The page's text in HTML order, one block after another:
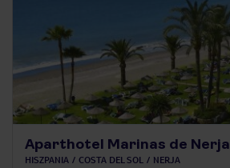
Aparthotel Marinas de Nerja
HISZPANIA COSTA DEL SOL NERJA